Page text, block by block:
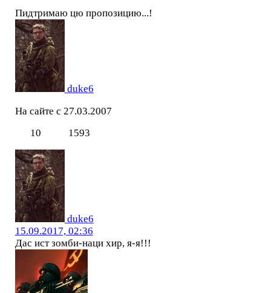
Пидтримаю цю пропозицию...!
duke6
На сайте с 27.03.2007
10
1593
duke6
15.09.2017, 02:36
Дас ист зомби-наци хир, я-я!!!